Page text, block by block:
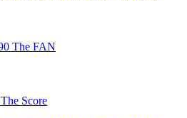
The FAN
Score